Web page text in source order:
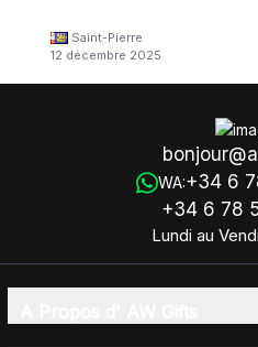
Saint-Pierre
12 décembre 2025
WA:+34 6
+34 6 78
Lundi au